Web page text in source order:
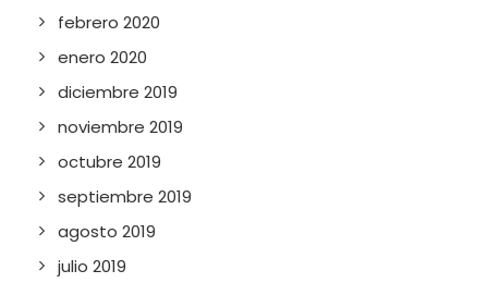
febrero 2020
enero 2020
diciembre 2019
noviembre 2019
octubre 2019
septiembre 2019
agosto 2019
julio 2019